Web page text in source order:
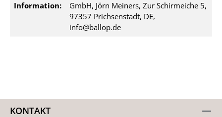
Information:
GmbH, Jörn Meiners, Zur Schirmeiche 5,
97357 Prichsenstadt, DE,
info@ballop.de
KONTAKT